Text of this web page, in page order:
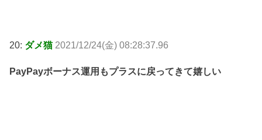
20: ダメ猫 2021/12/24(金) 08:28:37.96
PayPayボーナス運用もプラスに戻ってきて嬉しい